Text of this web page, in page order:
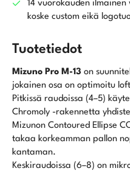
14 vuorokauden
koske custom eikä
Tuotetiedot
Mizuno Pro M-13 on
jokainen osa on optimoitu
Pitkissä raudoissa (4–5)
Chromoly -rakennetta
Mizunon Contoured Ellipse
takaa korkeamman pallon
kantaman.
Keskiraudoissa (6–8) on